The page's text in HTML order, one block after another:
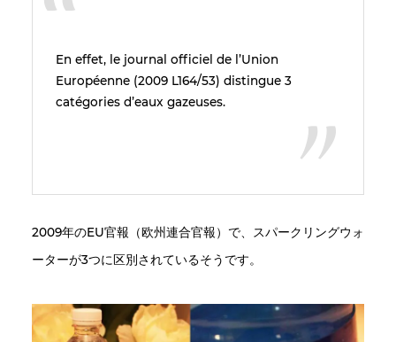
En effet, le journal officiel de l’Union
Européenne (2009 L164/53) distingue 3
catégories d’eaux gazeuses.
2009年のEU官報（欧州連合官報）で、スパークリングウォ
ーターが3つに区別されているそうです。